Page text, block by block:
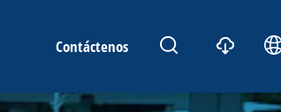
Contáctenos